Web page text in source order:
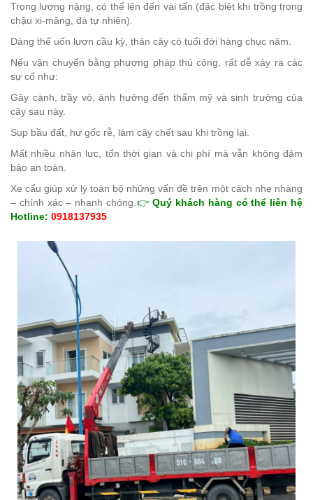
Trọng lượng nặng, có thể lên đến vài tấn (đặc biệt khi trồng trong
chậu xi-măng, đá tự nhiên).
Dáng thế uốn lượn cầu kỳ, thân cây có tuổi đời hàng chục năm.
Nếu vận chuyển bằng phương pháp thủ công, rất dễ xảy ra các
sự cố như:
Gãy cành, trầy vỏ, ảnh hưởng đến thẩm mỹ và sinh trưởng của
cây sau này.
Sụp bầu đất, hư gốc rễ, làm cây chết sau khi trồng lại.
Mất nhiều nhân lực, tốn thời gian và chi phí mà vẫn không đảm
bảo an toàn.
Xe cẩu giúp xử lý toàn bộ những vấn đề trên một cách nhẹ nhàng
– chính xác – nhanh chóng. 👉Quý khách hàng có thể liên hệ
Hotline: 0918137935